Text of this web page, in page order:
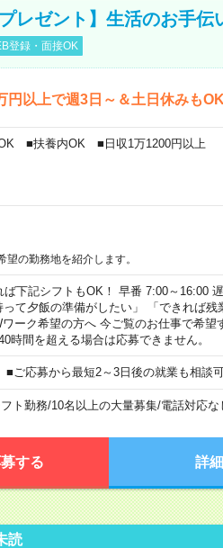
レゼント】生活のお手伝
登録・面接OK
以上で週3日～＆土日休みもOK
■扶養内OK ■日収1万1200円以上
の勤務地を紹介します。
下記シフトもOK！ 早番 7:00～16:00
て夕飯の準備がしたい」 「できれば残
ーク希望の方へ 今ご覧のお仕事で希望
時間を超える場合は応募できません。
ご応募から最短2～3日後の就業も相談
ト勤務/10名以上の大量募集/電話対応な
する 詳
読